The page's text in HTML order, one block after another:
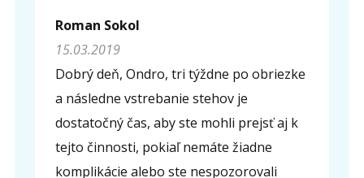
Roman Sokol
15.03.2019
Dobrý deň, Ondro, tri týždne po obriezke
a následne vstrebanie stehov je
dostatočný čas, aby ste mohli prejsť aj k
tejto činnosti, pokiaľ nemáte žiadne
komplikácie alebo ste nespozorovali